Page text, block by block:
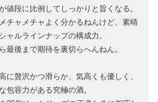
値段に比例してしっかりと旨くなる。
チャメチャよく分かるねんけど、素晴
ャルラインナップの構成力。
最後まで期待を裏切らへんねん。
に贅沢かつ滑らか、気高くも優しく、
包容力がある究極の酒。